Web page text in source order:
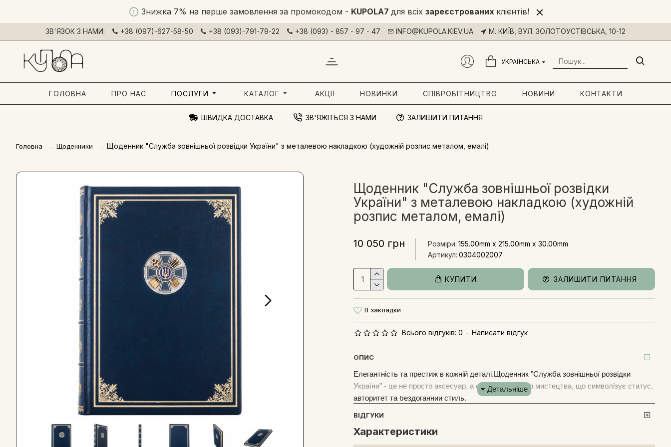
Знижка 7% на перше замовлення за промокодом - KUPOLA7 для всіх зареєстрованих клієнтів!
ЗВ'ЯЗОК З НАМИ: +38 (097)-627-58-50 +38 (093)-791-79-22 +38 (093) - 857 - 97 - 47 INFO@KUPOLA.KIEV.UA М. КИЇВ, ВУЛ. ЗОЛОТОУСТІВСЬКА, 10-12
УКРАЇНСЬКА
ГОЛОВНА ПРО НАС ПОСЛУГИ КАТАЛОГ АКЦІЇ НОВИНКИ СПІВРОБІТНИЦТВО НОВИНИ КОНТАКТИ
ШВИДКА ДОСТАВКА ЗВ'ЯЖІТЬСЯ З НАМИ ЗАЛИШИТИ ПИТАННЯ
Головна Щоденники Щоденник "Служба зовнішньої розвідки України" з металевою накладкою (художній розпис металом, емалі)
Щоденник "Служба зовнішньої розвідки
України" з металевою накладкою (художній
розпис металом, емалі)
Всього відгуків: 0 - Написати відгук
10 050 грн Розміри: 155.00mm x 215.00mm x 30.00mm
Артикул: 0304002007
КУПИТИ ЗАЛИШИТИ ПИТАННЯ
В закладки
ОПИС
Елегантність та престиж в кожній деталі.Щоденник "Служба зовнішньої розвідки
України" - це не просто аксесуар, а справжній витвір мистецтва, що символізує статус,
авторитет та бездоганний стиль.
Обкладинку щоденника було виготовлено вручну з натуральної італійської шкіри
майстрами палітурної справи. Палітурки пленера прикрашені золотим та блінтовим
ВІДГУКИ
Характеристики